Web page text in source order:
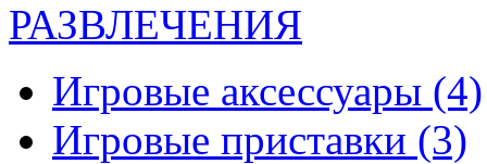
РАЗВЛЕЧЕНИЯ
Игровые аксессуары (4)
Игровые приставки (3)